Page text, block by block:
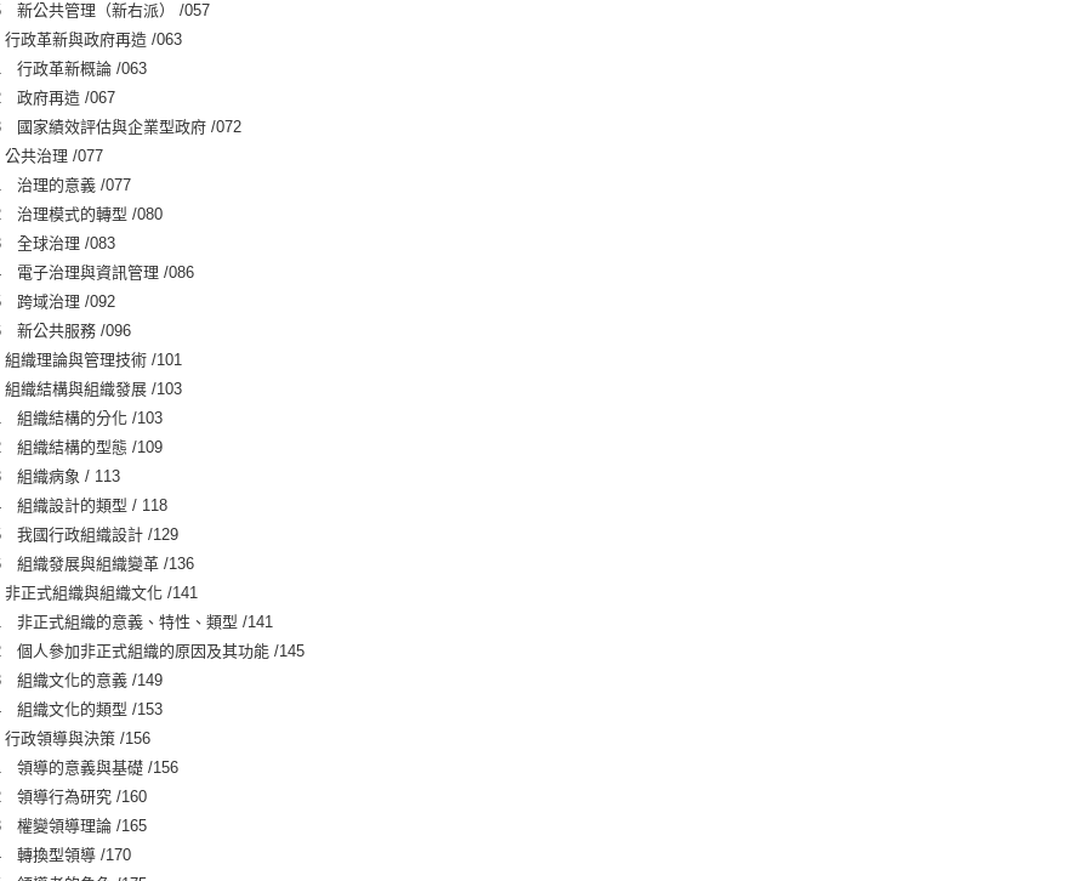
新公共管理（新右派） /057
行政革新與政府再造 /063
行政革新概論 /063
政府再造 /067
國家績效評估與企業型政府 /072
公共治理 /077
治理的意義 /077
治理模式的轉型 /080
全球治理 /083
電子治理與資訊管理 /086
跨域治理 /092
新公共服務 /096
組織理論與管理技術 /101
組織結構與組織發展 /103
組織結構的分化 /103
組織結構的型態 /109
組織病象 / 113
組織設計的類型 / 118
我國行政組織設計 /129
組織發展與組織變革 /136
非正式組織與組織文化 /141
非正式組織的意義、特性、類型 /141
個人參加非正式組織的原因及其功能 /145
組織文化的意義 /149
組織文化的類型 /153
行政領導與決策 /156
領導的意義與基礎 /156
領導行為研究 /160
權變領導理論 /165
轉換型領導 /170